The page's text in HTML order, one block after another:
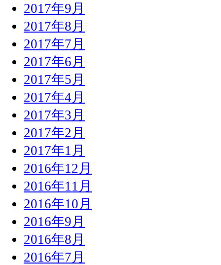
2017年9月
2017年8月
2017年7月
2017年6月
2017年5月
2017年4月
2017年3月
2017年2月
2017年1月
2016年12月
2016年11月
2016年10月
2016年9月
2016年8月
2016年7月